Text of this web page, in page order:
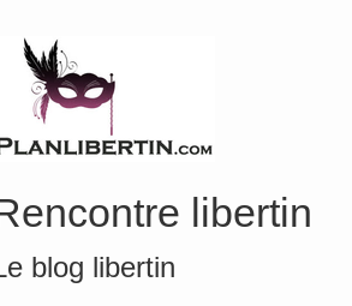
libertin
blog libertin